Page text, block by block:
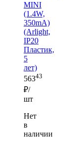
MINI
(1.4W,
350mA)
(Arlight,
IP20
Пластик,
5
лет)
56343
₽/
шт
Нет
в
наличии